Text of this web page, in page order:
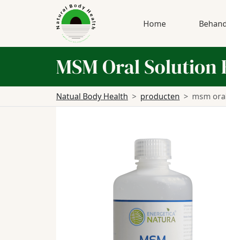
Home
MSM Oral Solution
Natual Body Health producten msm